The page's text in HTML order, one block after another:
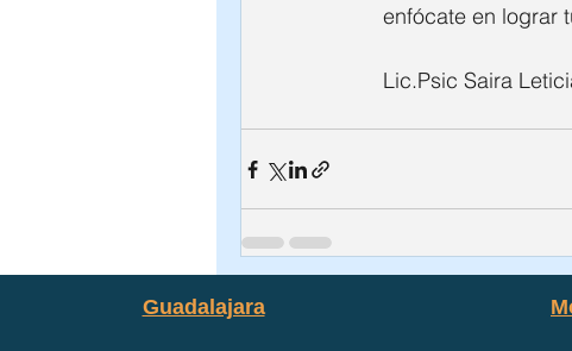
enfócate en lograr
Lic.Psic Saira
Guadalajara